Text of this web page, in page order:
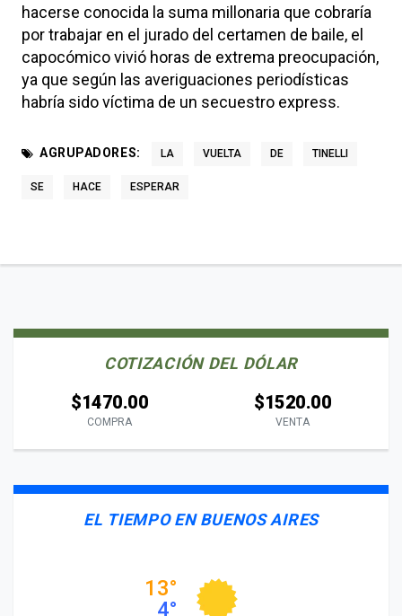
hacerse conocida la suma millonaria que cobraría
por trabajar en el jurado del certamen de baile, el
capocómico vivió horas de extrema preocupación,
ya que según las averiguaciones periodísticas
habría sido víctima de un secuestro express.
AGRUPADORES: LA VUELTA DE TINELLI
SE HACE ESPERAR
COTIZACIÓN DEL DÓLAR
$1470.00
COMPRA
$1520.00
VENTA
EL TIEMPO EN BUENOS AIRES